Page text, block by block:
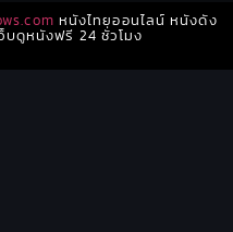
หนังไทยออนไลน์ หนังดัง
ดูหนังฟรี 24 ชั่วโมง